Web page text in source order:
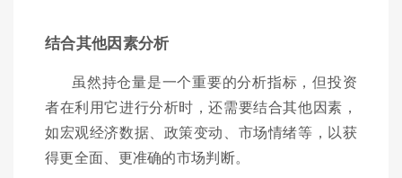
结合其他因素分析
虽然持仓量是一个重要的分析指标，但投资
者在利用它进行分析时，还需要结合其他因素，
如宏观经济数据、政策变动、市场情绪等，以获
得更全面、更准确的市场判断。